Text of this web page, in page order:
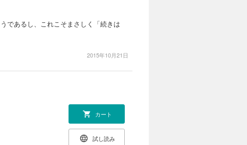
であるし、これこそまさしく「続きは
2015年10月21日
カート
試し読み